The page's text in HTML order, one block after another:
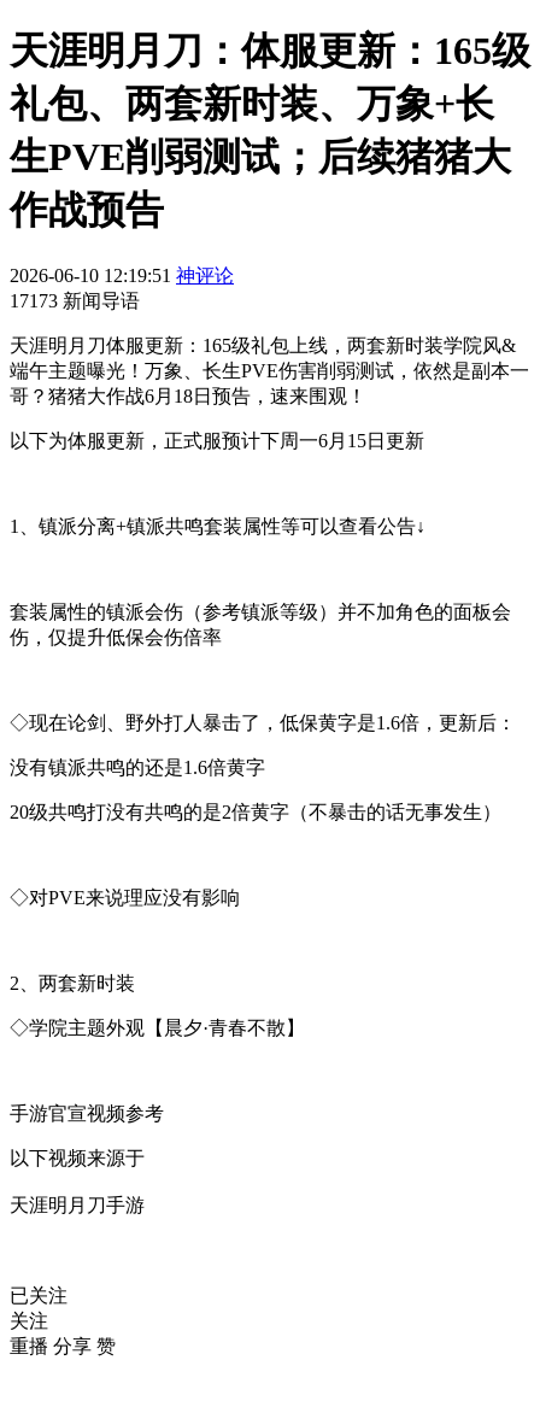
天涯明月刀：体服更新：165级
礼包、两套新时装、万象+长
生PVE削弱测试；后续猪猪大
作战预告
2026-06-10 12:19:51 神评论
17173 新闻导语
天涯明月刀体服更新：165级礼包上线，两套新时装学院风&
端午主题曝光！万象、长生PVE伤害削弱测试，依然是副本一
哥？猪猪大作战6月18日预告，速来围观！
以下为体服更新，正式服预计下周一6月15日更新
1、镇派分离+镇派共鸣套装属性等可以查看公告↓
套装属性的镇派会伤（参考镇派等级）并不加角色的面板会
伤，仅提升低保会伤倍率
◇现在论剑、野外打人暴击了，低保黄字是1.6倍，更新后：
没有镇派共鸣的还是1.6倍黄字
20级共鸣打没有共鸣的是2倍黄字（不暴击的话无事发生）
◇对PVE来说理应没有影响
2、两套新时装
◇学院主题外观【晨夕·青春不散】
手游官宣视频参考
以下视频来源于
天涯明月刀手游
已关注
关注
重播 分享 赞